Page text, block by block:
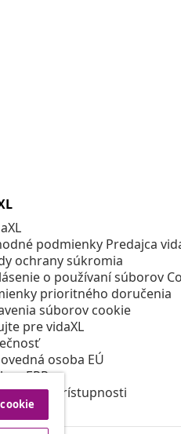
podmienky Predajca
ochrany súkromia
o používaní súborov
prioritného doručenia
súborov cookie
pre vidaXL
osoba EÚ
EPR
o prístupnosti